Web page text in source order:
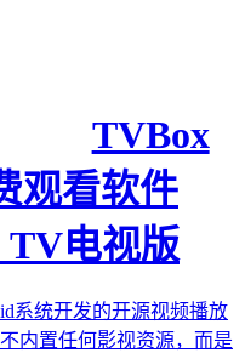
TVBox
观看软件
TV电视版
系统开发的开源视频播放
内置任何影视资源，而是